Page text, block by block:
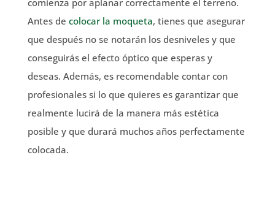
comienza por aplanar correctamente el terreno.
Antes de colocar la moqueta, tienes que asegurar
que después no se notarán los desniveles y que
conseguirás el efecto óptico que esperas y
deseas. Además, es recomendable contar con
profesionales si lo que quieres es garantizar que
realmente lucirá de la manera más estética
posible y que durará muchos años perfectamente
colocada.